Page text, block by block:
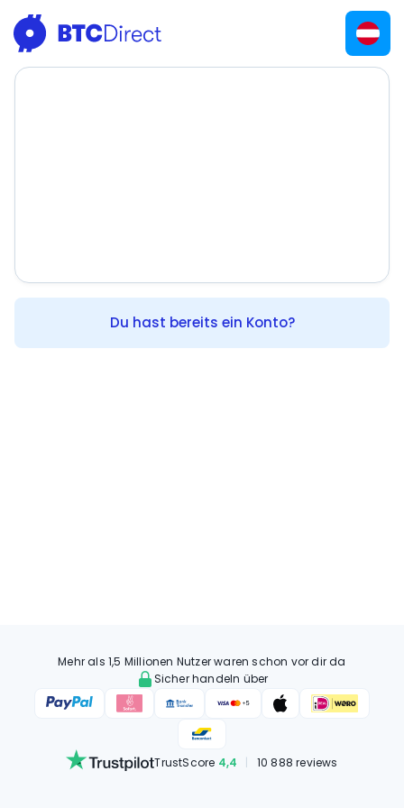
Du hast bereits ein Konto?
Mehr als 1,5 Millionen Nutzer waren schon vor dir da
Sicher handeln über
TrustScore 4,4 10 888 reviews